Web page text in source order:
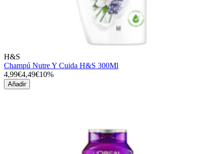
H&S
Champú Nutre Y Cuida H&S 300Ml
4,99€4,49€10%
Añadir